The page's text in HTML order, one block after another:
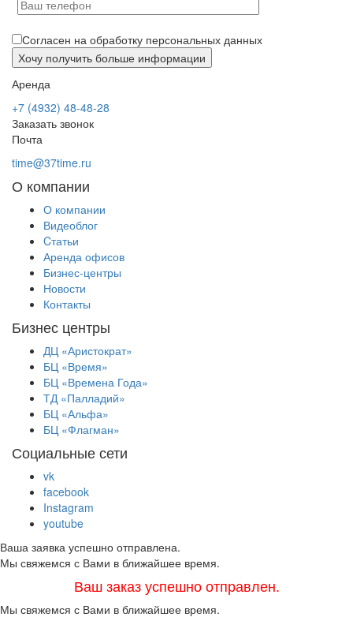
Согласен на обработку персональных данных
Аренда
+7 (4932) 48-48-28
Заказать звонок
Почта
time@37time.ru
О компании
О компании
Видеоблог
Cтатьи
Аренда офисов
Бизнес-центры
Новости
Контакты
Бизнес центры
ДЦ «Аристократ»
БЦ «Время»
БЦ «Времена Года»
ТД «Палладий»
БЦ «Альфа»
БЦ «Флагман»
Социальные сети
vk
facebook
Instagram
youtube
Ваша заявка успешно отправлена.
Мы свяжемся с Вами в ближайшее время.
Ваш заказ успешно отправлен.
Мы свяжемся с Вами в ближайшее время.